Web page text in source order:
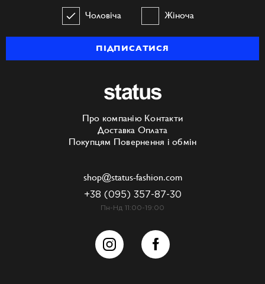
Чоловіча Жіноча
ПІДПИСАТИСЯ
Про компанію Контакти
Доставка Оплата
Покупцям Повернення і обмін
shop@status-fashion.com
+38 (095) 357-87-30
Пн-Нд 11:00-19:00